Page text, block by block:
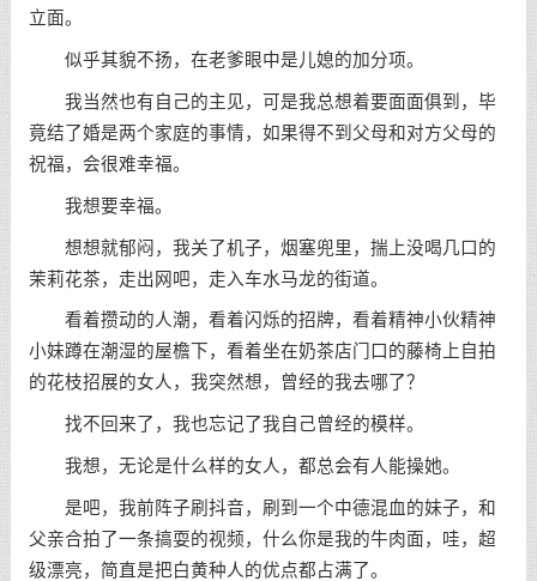
立面。
似乎其貌不扬，在老爹眼中是儿媳的加分项。
我当然也有自己的主见，可是我总想着要面面俱到，毕
竟结了婚是两个家庭的事情，如果得不到父母和对方父母的
祝福，会很难幸福。
我想要幸福。
想想就郁闷，我关了机子，烟塞兜里，揣上没喝几口的
茉莉花茶，走出网吧，走入车水马龙的街道。
看着攒动的人潮，看着闪烁的招牌，看着精神小伙精神
小妹蹲在潮湿的屋檐下，看着坐在奶茶店门口的藤椅上自拍
的花枝招展的女人，我突然想，曾经的我去哪了？
找不回来了，我也忘记了我自己曾经的模样。
我想，无论是什么样的女人，都总会有人能操她。
是吧，我前阵子刷抖音，刷到一个中德混血的妹子，和
父亲合拍了一条搞耍的视频，什么你是我的牛肉面，哇，超
级漂亮，简直是把白黄种人的优点都占满了。